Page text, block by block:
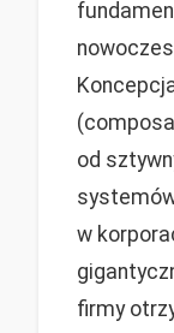
od
w
firmy